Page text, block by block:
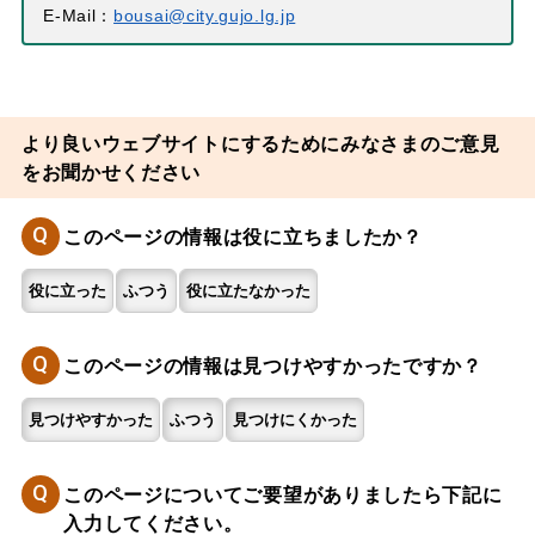
E-Mail： bousai@city.gujo.lg.jp
より良いウェブサイトにするためにみなさまのご意見
をお聞かせください
Q このページの情報は役に立ちましたか？
役に立った ふつう 役に立たなかった
Q このページの情報は見つけやすかったですか？
見つけやすかった ふつう 見つけにくかった
Q
このページについてご要望がありましたら下記に
入力してください。